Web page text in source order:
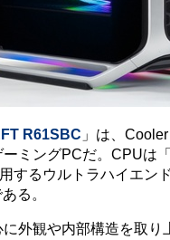
R61SBC 」は、
ーミングPCだ。CPUは
するウルトラハイエン
る。
外観や内部構造を取